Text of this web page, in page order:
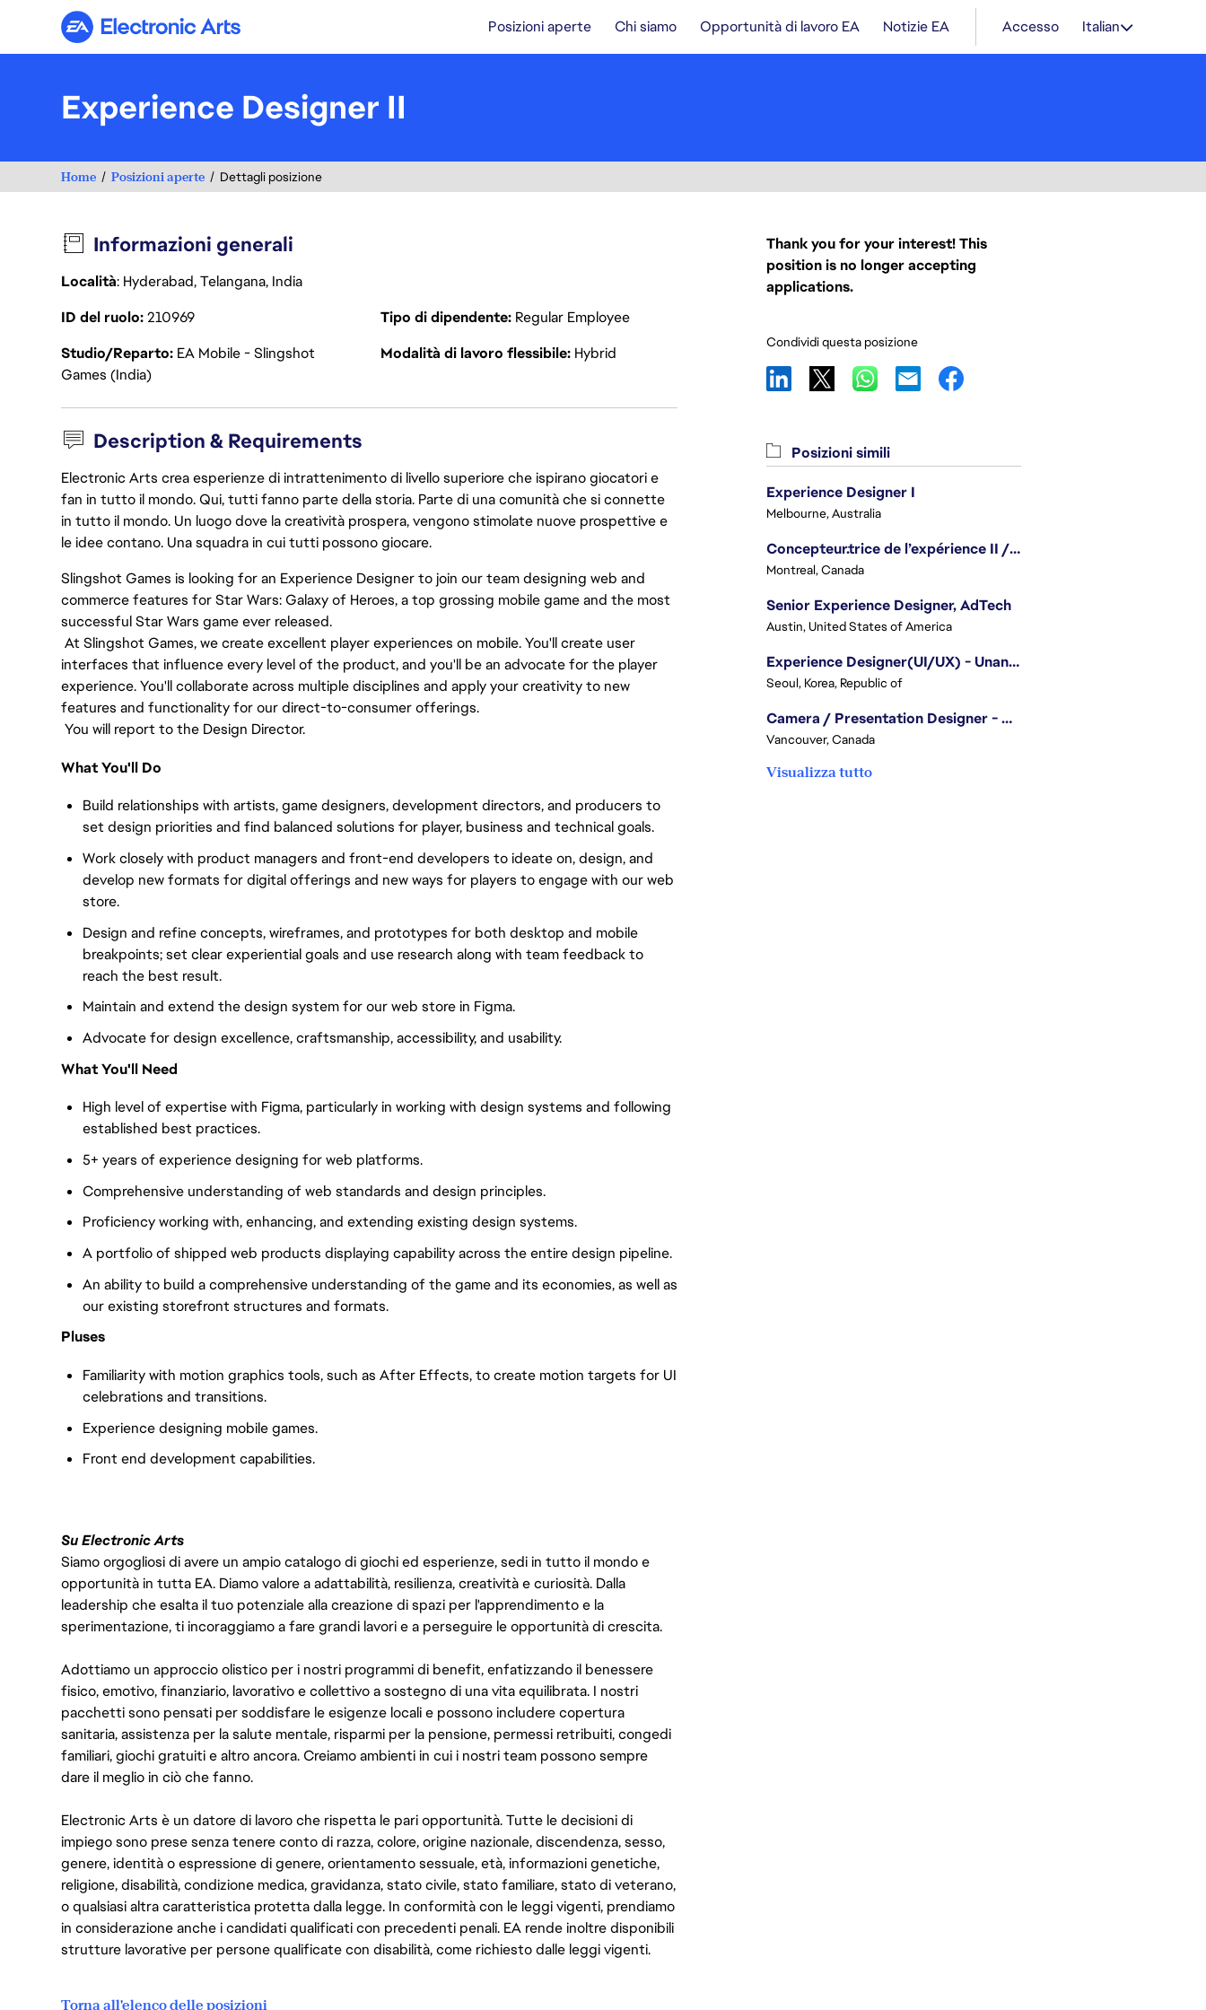
Electronic Arts Posizioni aperte Chi siamo Opportunità di lavoro EA Notizie EA Accesso Italian
Experience Designer II
Home Posizioni aperte Dettagli posizione
Informazioni generali
Località: Hyderabad, Telangana, India
ID del ruolo210969 Tipo di dipendente Regular Employee
Studio/Reparto EA Mobile - Slingshot
Games (India)
Modalità di lavoro flessibile Hybrid
Description & Requirements
Electronic Arts crea esperienze di intrattenimento di livello superiore che ispirano giocatori e
fan in tutto il mondo. Qui, tutti fanno parte della storia. Parte di una comunità che si connette
in tutto il mondo. Un luogo dove la creatività prospera, vengono stimolate nuove prospettive e
le idee contano. Una squadra in cui tutti possono giocare.
Slingshot Games is looking for an Experience Designer to join our team designing web and
commerce features for Star Wars: Galaxy of Heroes, a top grossing mobile game and the most
successful Star Wars game ever released.
At Slingshot Games, we create excellent player experiences on mobile. You'll create user
interfaces that influence every level of the product, and you'll be an advocate for the player
experience. You'll collaborate across multiple disciplines and apply your creativity to new
features and functionality for our direct-to-consumer offerings.
You will report to the Design Director.
What You'll Do
Build relationships with artists, game designers, development directors, and producers to
set design priorities and find balanced solutions for player, business and technical goals.
Work closely with product managers and front-end developers to ideate on, design, and
develop new formats for digital offerings and new ways for players to engage with our web
store.
Design and refine concepts, wireframes, and prototypes for both desktop and mobile
breakpoints; set clear experiential goals and use research along with team feedback to
reach the best result.
Maintain and extend the design system for our web store in Figma.
Advocate for design excellence, craftsmanship, accessibility, and usability.
What You'll Need
High level of expertise with Figma, particularly in working with design systems and following
established best practices.
5+ years of experience designing for web platforms.
Comprehensive understanding of web standards and design principles.
Proficiency working with, enhancing, and extending existing design systems.
A portfolio of shipped web products displaying capability across the entire design pipeline.
An ability to build a comprehensive understanding of the game and its economies, as well as
our existing storefront structures and formats.
Pluses
Familiarity with motion graphics tools, such as After Effects, to create motion targets for UI
celebrations and transitions.
Experience designing mobile games.
Front end development capabilities.
Su Electronic Arts
Siamo orgogliosi di avere un ampio catalogo di giochi ed esperienze, sedi in tutto il mondo e
opportunità in tutta EA. Diamo valore a adattabilità, resilienza, creatività e curiosità. Dalla
leadership che esalta il tuo potenziale alla creazione di spazi per l'apprendimento e la
sperimentazione, ti incoraggiamo a fare grandi lavori e a perseguire le opportunità di crescita.
Adottiamo un approccio olistico per i nostri programmi di benefit, enfatizzando il benessere
fisico, emotivo, finanziario, lavorativo e collettivo a sostegno di una vita equilibrata. I nostri
pacchetti sono pensati per soddisfare le esigenze locali e possono includere copertura
sanitaria, assistenza per la salute mentale, risparmi per la pensione, permessi retribuiti, congedi
familiari, giochi gratuiti e altro ancora. Creiamo ambienti in cui i nostri team possono sempre
dare il meglio in ciò che fanno.
Electronic Arts è un datore di lavoro che rispetta le pari opportunità. Tutte le decisioni di
impiego sono prese senza tenere conto di razza, colore, origine nazionale, discendenza, sesso,
genere, identità o espressione di genere, orientamento sessuale, età, informazioni genetiche,
religione, disabilità, condizione medica, gravidanza, stato civile, stato familiare, stato di veterano,
o qualsiasi altra caratteristica protetta dalla legge. In conformità con le leggi vigenti, prendiamo
in considerazione anche i candidati qualificati con precedenti penali. EA rende inoltre disponibili
strutture lavorative per persone qualificate con disabilità, come richiesto dalle leggi vigenti.
Torna all'elenco delle posizioni
Thank you for your interest! This
position is no longer accepting
applications.
Condividi questa posizione
Posizioni simili
Experience Designer I
Melbourne, Australia
Concepteur.trice de l’expérience II / Experience Designer II
Montreal, Canada
Senior Experience Designer, AdTech
Austin, United States of America
Experience Designer(UI/UX) - Unannounced Project
Seoul, Korea, Republic of
Camera / Presentation Designer - American Football
Vancouver, Canada
Visualizza tutto